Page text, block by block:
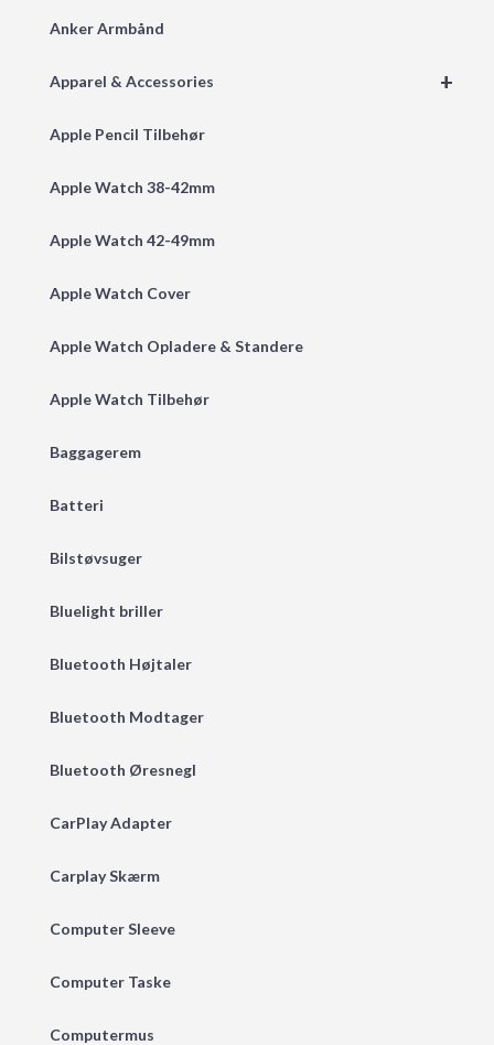
Anker Armbånd
+
Apparel & Accessories
Apple Pencil Tilbehør
Apple Watch 38-42mm
Apple Watch 42-49mm
Apple Watch Cover
Apple Watch Opladere & Standere
Apple Watch Tilbehør
Baggagerem
Batteri
Bilstøvsuger
Bluelight briller
Bluetooth Højtaler
Bluetooth Modtager
Bluetooth Øresnegl
CarPlay Adapter
Carplay Skærm
Computer Sleeve
Computer Taske
Computermus